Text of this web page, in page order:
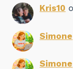
Kris10
Simone
Simone